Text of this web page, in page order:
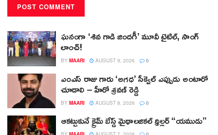
ఘనంగా ‘శివ గాడి జింద‌గీ’ మూవీ టైటిల్, సాంగ్
లాంచ్!
BY MAARI AUGUST 9, 2026 0
ఎంఎస్ రాజు గారు ‘అగధ’ సీక్వెల్ ఎప్పుడు అంటారో
చూడాలి – హీరో శ్రవణ్ రెడ్డి
BY MAARI AUGUST 8, 2026 0
ఆకట్టుకునే క్రైమ్ బేస్డ్ మైథాలజికల్ థ్రిల్లర్ “యముడు”